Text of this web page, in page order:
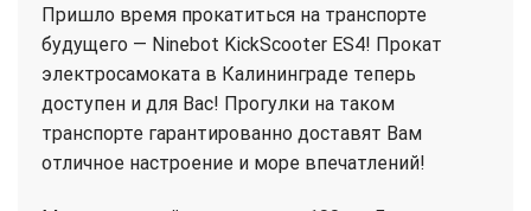
Пришло время прокатиться на транспорте
будущего — Ninebot KickScooter ES4! Прокат
электросамоката в Калининграде теперь
доступен и для Вас! Прогулки на таком
транспорте гарантированно доставят Вам
отличное настроение и море впечатлений!